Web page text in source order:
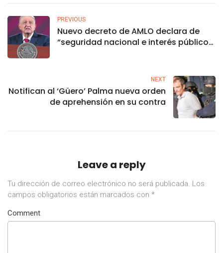
PREVIOUS
Nuevo decreto de AMLO declara de
“seguridad nacional e interés público”
NEXT
Notifican al ‘Güero’ Palma nueva orden
de aprehensión en su contra
Leave a reply
Tu dirección de correo electrónico no será publicada. Los
campos obligatorios están marcados con *
Comment